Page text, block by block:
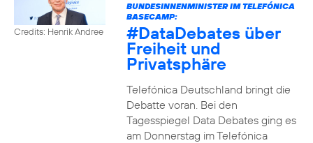
Credits: Henrik Andree
BUNDESINNENMINISTER IM TELEFÓNICA
BASECAMP:
#DataDebatesüber
Freiheit und
Privatsphäre
Telefónica Deutschland bringt die
Debatte voran. Bei den
Tagesspiegel Data Debates ging es
am Donnerstag im Telefónica